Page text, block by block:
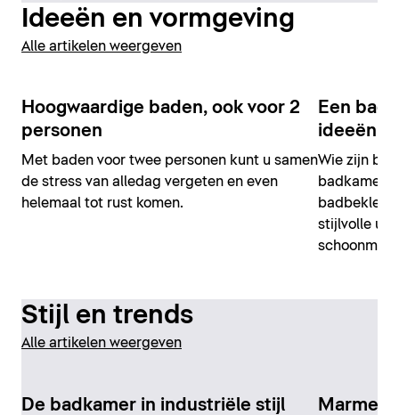
Ideeën en vormgeving
Alle artikelen weergeven
Hoogwaardige baden, ook voor 2
personen
Met baden voor twee personen kunt u samen
de stress van alledag vergeten en even
helemaal tot rust komen.
Een bad
ideeën
Wie zijn
badkamer
stijlvolle
Stijl en trends
Alle artikelen weergeven
De badkamer in industriële stijl